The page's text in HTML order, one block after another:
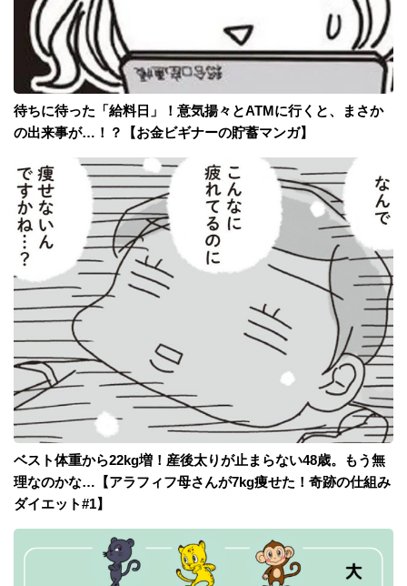
待ちに待った「給料日」！意気揚々とATMに行くと、まさか
の出来事が…！？【お金ビギナーの貯蓄マンガ】
ベスト体重から22kg増！産後太りが止まらない48歳。もう無
理なのかな…【アラフィフ母さんが7kg痩せた！奇跡の仕組み
ダイエット#1】